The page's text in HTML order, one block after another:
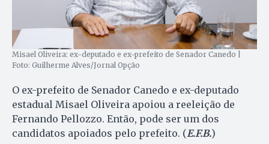
Misael Oliveira: ex-deputado e ex-prefeito de Senador Canedo |
Foto: Guilherme Alves/Jornal Opção
O ex-prefeito de Senador Canedo e ex-deputado
estadual Misael Oliveira apoiou a reeleição de
Fernando Pellozzo. Então, pode ser um dos
candidatos apoiados pelo prefeito. (E.F.B.)